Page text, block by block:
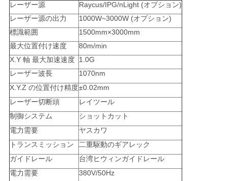
レーザー源
Raycus/IPG/nLight (オプション)
レーザー源の出力
1000W~3000W (オプション)
標識範囲
1500mm×3000mm
最大位置付け速度
80m/min
X.Y 軸 最大加速速度 1.0G
レーザー波長
1070nm
X.Y.Z の位置付け精度±0.02mm
レーザー切断頭
レイツール
制御システム
ショットカット
電力需要
ヤスカワ
トランスミッション
二重駆動のギアレック
ガイドレール
台湾ヒウィンガイドレール
電力需要
380V/50Hz